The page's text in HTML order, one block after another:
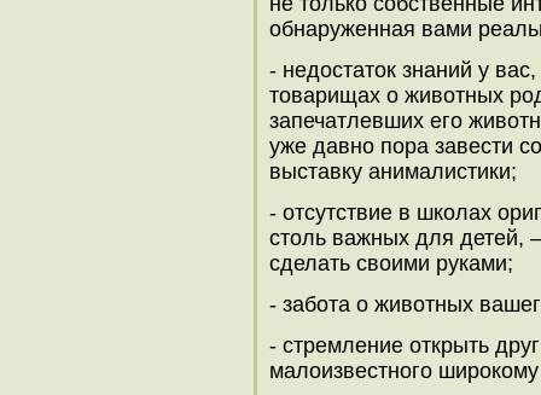
обнаруженная вами
- недостаток знаний у
товарищах о животных
запечатлевших его
уже давно пора завести
выставку анималистики;
- отсутствие в школах
столь важных для детей,
сделать своими руками;
- забота о животных
- стремление открыть
малоизвестного широкому